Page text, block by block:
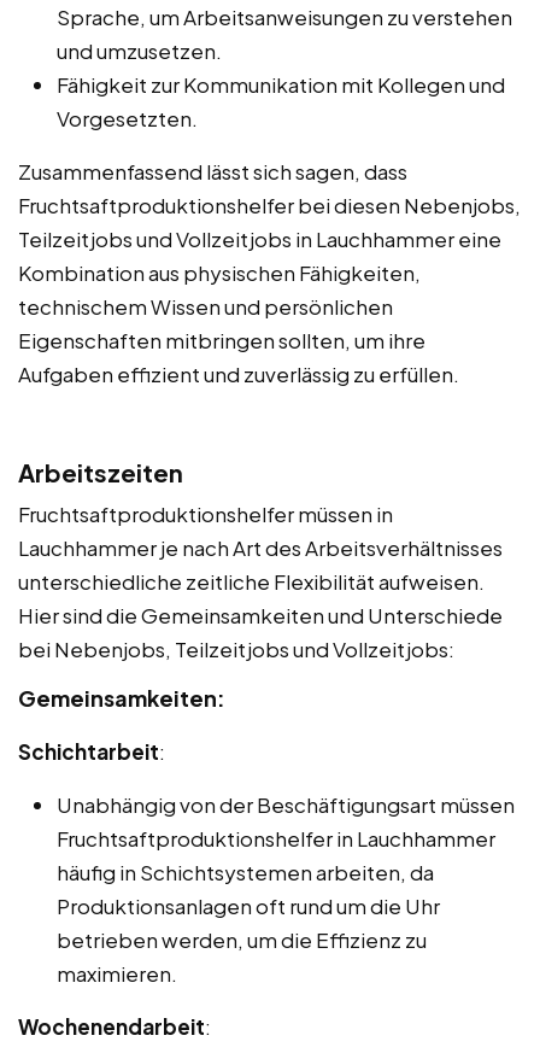
Sprache, um Arbeitsanweisungen zu verstehen
und umzusetzen.
Fähigkeit zur Kommunikation mit Kollegen und
Vorgesetzten.
Zusammenfassend lässt sich sagen, dass
Fruchtsaftproduktionshelfer bei diesen Nebenjobs,
Teilzeitjobs und Vollzeitjobs in Lauchhammer eine
Kombination aus physischen Fähigkeiten,
technischem Wissen und persönlichen
Eigenschaften mitbringen sollten, um ihre
Aufgaben effizient und zuverlässig zu erfüllen.
Arbeitszeiten
Fruchtsaftproduktionshelfer müssen in
Lauchhammer je nach Art des Arbeitsverhältnisses
unterschiedliche zeitliche Flexibilität aufweisen.
Hier sind die Gemeinsamkeiten und Unterschiede
bei Nebenjobs, Teilzeitjobs und Vollzeitjobs:
Gemeinsamkeiten:
Schichtarbeit:
Unabhängig von der Beschäftigungsart müssen
Fruchtsaftproduktionshelfer in Lauchhammer
häufig in Schichtsystemen arbeiten, da
Produktionsanlagen oft rund um die Uhr
betrieben werden, um die Effizienz zu
maximieren.
Wochenendarbeit: